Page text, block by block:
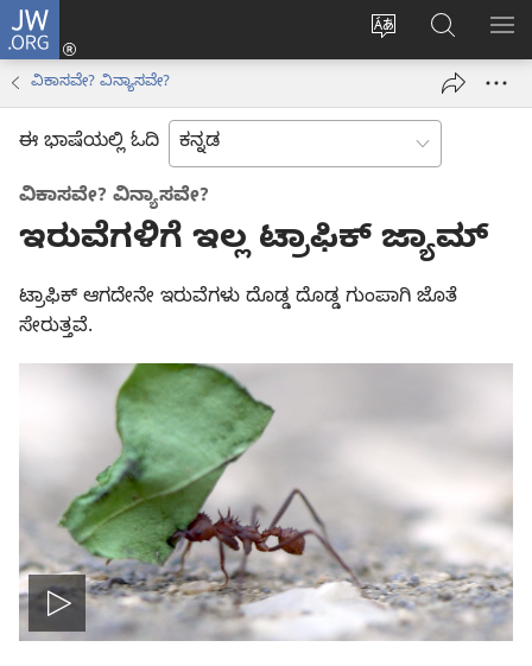
JW.ORG
ವೆಬ್‌ಸೈಟ್‌ನ
ಭಾಷೆಯನ್ನು
ಬದಲಿಸು
ಲಾಗ್
ಇನ್
new
ಹುಡುಕಿ
ವಿಕಾಸವೇ? ವಿನ್ಯಾಸವೇ?
ಈ ಭಾಷೆಯಲ್ಲಿ ಓದಿ
ವಿಕಾಸವೇ? ವಿನ್ಯಾಸವೇ?
ಇರುವೆಗಳಿಗೆ ಇಲ್ಲ ಟ್ರಾಫಿಕ್‌ ಜ್ಯಾಮ್‌
ಟ್ರಾಫಿಕ್‌ ಆಗದೇನೇ ಇರುವೆಗಳು ದೊಡ್ಡ ದೊಡ್ಡ ಗುಂಪಾಗಿ ಜೊತೆ
ಸೇರುತ್ತವೆ.
Play